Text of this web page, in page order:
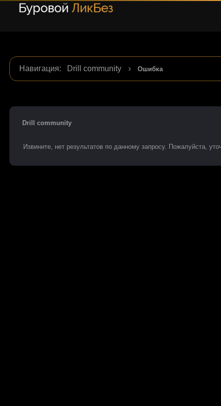
Навигация: Drill community › Ошибка
Drill community
Извините, нет результатов по данному запросу. Пожалуйста,